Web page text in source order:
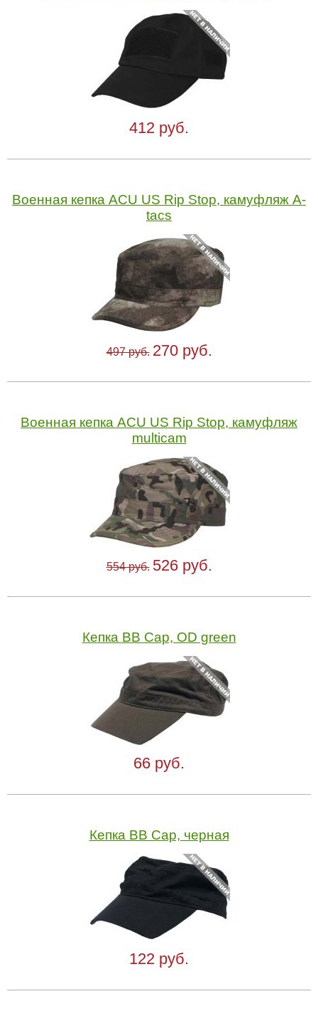
412 руб.
Военная кепка ACU US Rip Stop, камуфляж A-
tacs
497 руб. 270 руб.
Военная кепка ACU US Rip Stop, камуфляж
multicam
554 руб. 526 руб.
Кепка BB Cap, OD green
66 руб.
Кепка BB Cap, черная
122 руб.